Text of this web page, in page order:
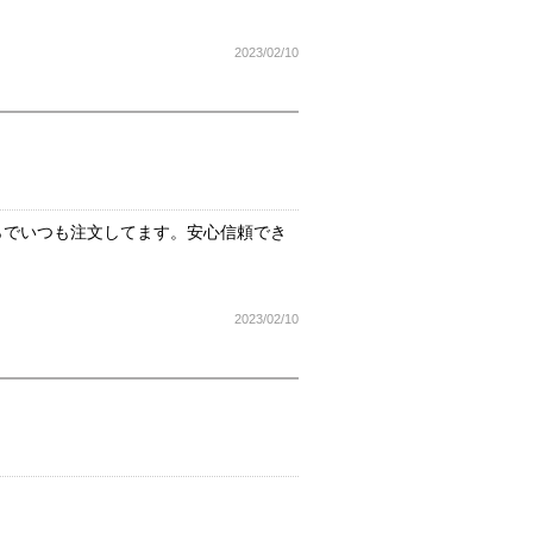
2023/02/10
いつも注文してます。安心信頼でき
2023/02/10